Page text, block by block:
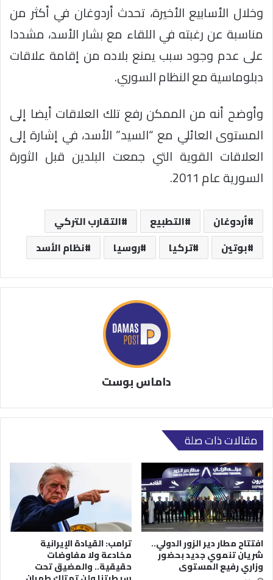
وخلال الأسابيع الأخيرة، تحدث أردوغان في أكثر من
مناسبة عن رغبته في اللقاء مع بشار الأسد، مشددا
على عدم وجود سبب يمنع بلاده من إقامة علاقات
دبلوماسية مع النظام السوري.
وأوضح أنه من الممكن رفع تلك العلاقات أيضا إلى
المستوى العائلي مع “السيد” الأسد، في إشارة إلى
العلاقات القوية التي جمعت البلدين قبل الثورة
السورية عام 2011.
أردوغان التطبيع
التقارب التركي
بوتين
تركيا روسيا نظام الأسد
داماس بوست
مقالات ذات صلة
افتتاح مطار دير الزور الدولي..
شريان تنموي جديد بحضور
وزاري رفيع المستوى
ترامب: القيادة الإيرانية
مخادعة ولا مفاوضات
حقيقية.. والمضيق تحت